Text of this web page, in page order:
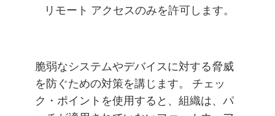
リモート アクセスのみを許可します。
脆弱なシステムやデバイスに対する脅威
を防ぐための対策を講じます。 チェッ
ク・ポイントを使用すると、組織は、パ